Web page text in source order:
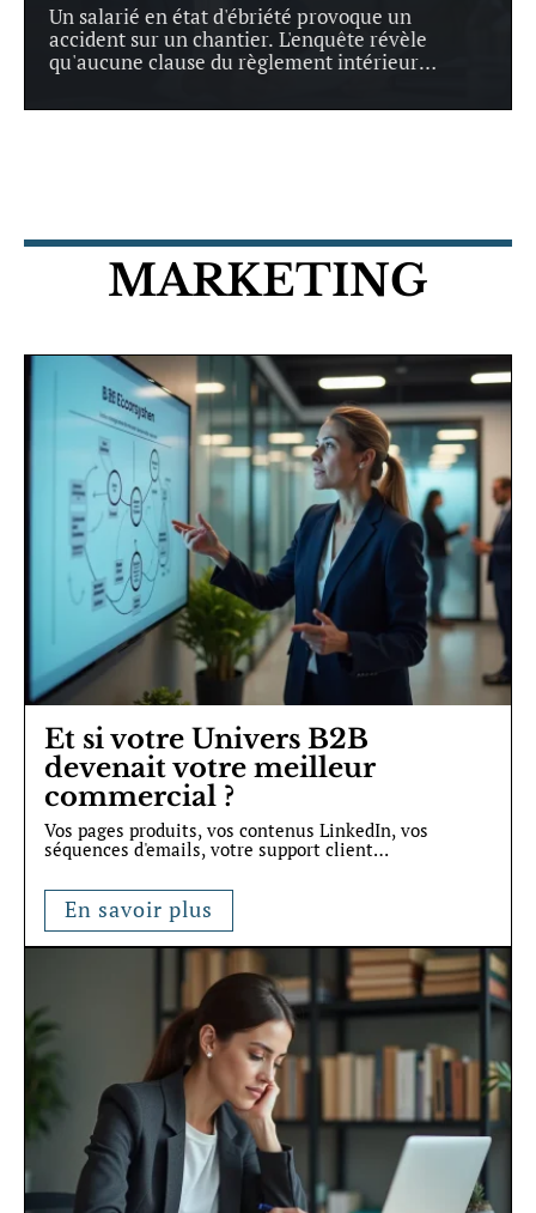
Un salarié en état d'ébriété provoque un
accident sur un chantier. L'enquête révèle
qu'aucune clause du règlement intérieur…
MARKETING
Et si votre Univers B2B
devenait votre meilleur
commercial ?
Vos pages produits, vos contenus LinkedIn, vos
séquences d'emails, votre support client…
En savoir plus